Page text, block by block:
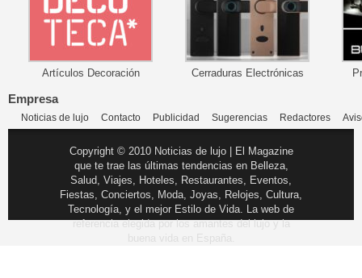
Artículos Decoración Cerraduras Electrónicas
Empresa
Noticias de lujo Contacto Publicidad Sugerencias Redactores
Copyright © 2010 Noticias de lujo | El Magazine
que te trae las últimas tendencias en Belleza,
Salud, Viajes, Hoteles, Restaurantes, Eventos,
Fiestas, Conciertos, Moda, Joyas, Relojes, Cultura,
Tecnología, y el mejor Estilo de Vida. La web de
referencia elegida por los amantes del lujo y la